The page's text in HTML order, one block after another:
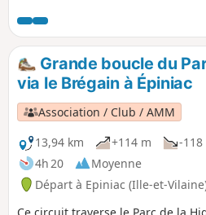
parcours ce n'est pas moins de cinq
croix que vous découvrirez.
Grande boucle du
via le Brégain à Épiniac
Association / Club / AMM
13,94 km
+114 m
-118
4h 20
Moyenne
Départ à Epiniac (Ille-et-
Ce circuit traverse le Parc de la